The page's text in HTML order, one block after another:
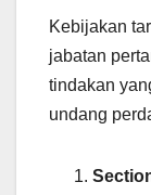
Kebijakan
jabatan
tindakan
undang